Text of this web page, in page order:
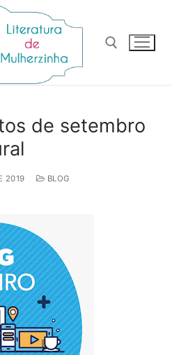
de setembro
2019
BLOG